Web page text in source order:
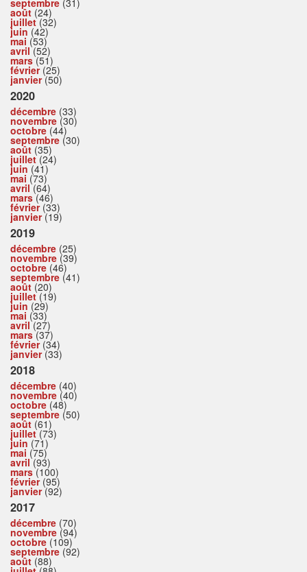
septembre (31)
août (24)
juillet(32)
juin (42)
mai (53)
avril(52)
mars(51)
février(25)
janvier(50)
2020
décembre (33)
novembre (30)
octobre (44)
septembre (30)
août (35)
juillet(24)
juin (41)
mai (73)
avril(64)
mars(46)
février(33)
janvier(19)
2019
décembre (25)
novembre (39)
octobre (46)
septembre (41)
août (20)
juillet(19)
juin (29)
mai (33)
avril(27)
mars(37)
février(34)
janvier(33)
2018
décembre (40)
novembre (40)
octobre (48)
septembre (50)
août (61)
juillet(73)
juin (71)
mai (75)
avril(93)
mars(100)
février(95)
janvier(92)
2017
décembre (70)
novembre (94)
octobre (109)
septembre (92)
août (88)